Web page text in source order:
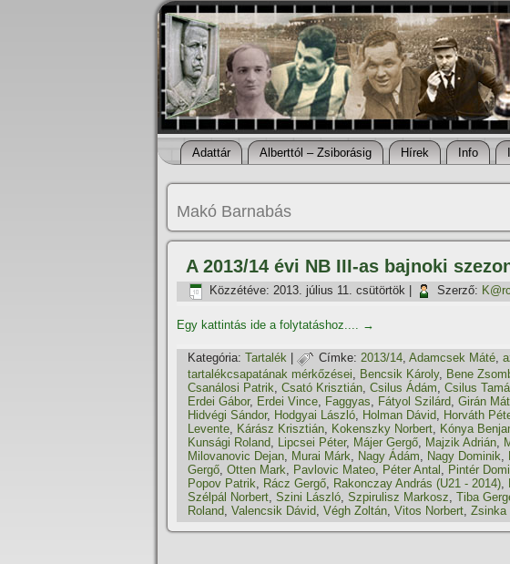
Adattár Alberttól – Zsiborásig Hí­rek Info
Makó Barnabás
A 2013/14 évi NB III-as bajnoki
Közzétéve: 2013. július 11. csütörtök Szerző:
Egy kattintás ide a folytatáshoz.... →
Kategória: Tartalék Címke: 2013/14, Adamcsek Máté,
tartalékcsapatának mérkőzései, Bencsik Károly, Bene
Csanálosi Patrik, Csató Krisztián, Csilus Ádám, Csilus
Erdei Gábor, Erdei Vince, Faggyas, Fátyol Szilárd, Girán
Hidvégi Sándor, Hodgyai László, Holman Dávid, Horváth
Levente, Kárász Krisztián, Kokenszky Norbert, Kónya
Kunsági Roland, Lipcsei Péter, Májer Gergő, Majzik Adrián,
Milovanovic Dejan, Murai Márk, Nagy Ádám, Nagy Dominik,
Gergő, Otten Mark, Pavlovic Mateo, Péter Antal , Pintér
Popov Patrik, Rácz Gergő, Rakonczay András (U21 - 2014),
Szélpál Norbert, Szini László, Szpirulisz Markosz, Tiba
Roland, Valencsik Dávid, Végh Zoltán, Vitos Norbert, Zsinka